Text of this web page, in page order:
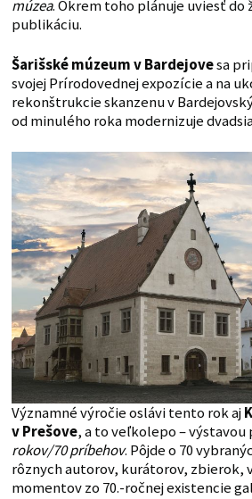
múzea. Okrem toho plánuje uviesť do
publikáciu.
Šarišské múzeum v Bardejovesa
svojej Prírodovednej expozície a na
rekonštrukcie skanzenu v
od minulého roka modernizuje
Významné výročie oslávi tento rok aj
v Prešove, a to veľkolepo – výstavou
rokov/70 príbehov. Pôjde o 70
rôznych autorov, kurátorov, zbierok,
momentov zo 70.-ročnej existencie